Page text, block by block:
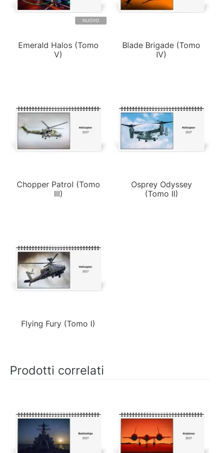
NUOVO
Emerald Halos (Tomo
V)
Blade Brigade (Tomo
IV)
Chopper Patrol (Tomo
III)
Osprey Odyssey
(Tomo II)
Flying Fury (Tomo I)
Prodotti correlati